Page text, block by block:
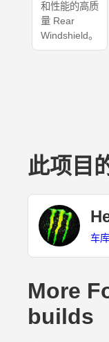
和性能的高质
量 Rear
Windshield。
此项目
车库
More
builds